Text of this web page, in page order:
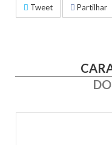
Tweet Partilhar